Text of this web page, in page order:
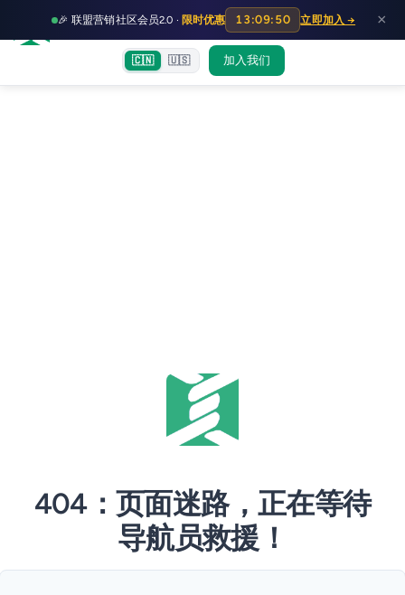
🎉 联盟营销社区会员2.0 · 限时优惠 13:09:50 立即加入 → ×
富裕者联盟 首页文章训练营
HOT
出海教程 认知偏差指南社群交流
🇨🇳 🇺🇸 加入我们
404：页面迷路，正在等待
导航员救援！